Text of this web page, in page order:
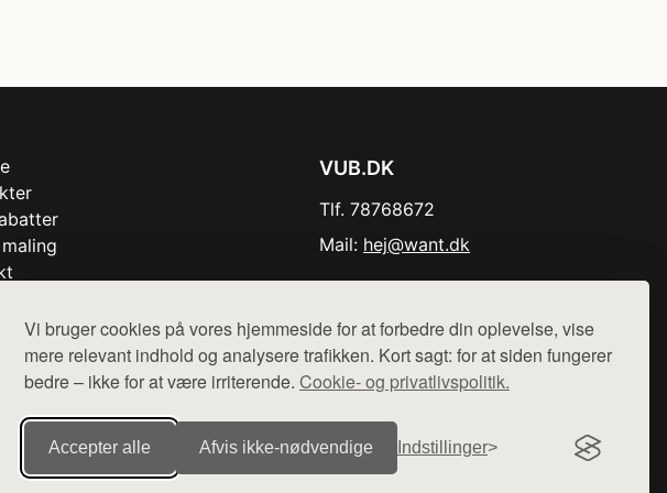
Vi bruger cookies på vores hjemmeside for at forbedre din oplevelse, vise
mere relevant indhold og analysere trafikken. Kort sagt: for at siden fungerer
bedre – ikke for at være irriterende. Cookie- og privatlivspolitik.
Accepter alle Afvis ikke‑nødvendige Indstillinger
VUB.DK
Tlf. 78768672
Mail: hej@want.dk
diverse webshops. Der sælges ikke varer fra denne side - vi henviser til de shops,